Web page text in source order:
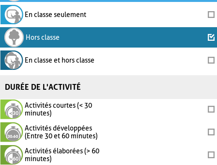
En classe seulement
Hors classe
En classe et hors classe
DURÉE DE L'ACTIVITÉ
Activités courtes (< 30
minutes)
Activités développées
(Entre 30 et 60 minutes)
Activités élaborées (> 60
minutes)